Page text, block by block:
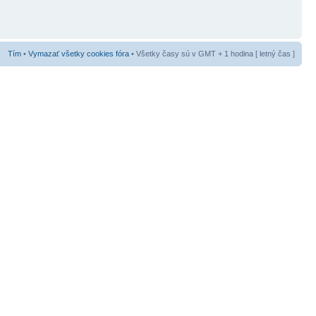
Tím • Vymazať všetky cookies fóra • Všetky časy sú v GMT + 1 hodina [ letný čas ]